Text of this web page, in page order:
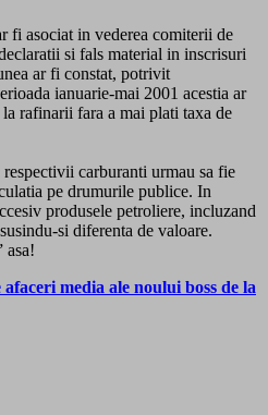
fi asociat in vederea comiterii de
si fals material in inscrisuri
ar fi constat, potrivit
ianuarie-mai 2001 acestia ar
rafinarii fara a mai plati taxa de
carburanti urmau sa fie
pe drumurile publice. In
produsele petroliere, incluzand
si diferenta de valoare.
asa!
media ale noului boss de la